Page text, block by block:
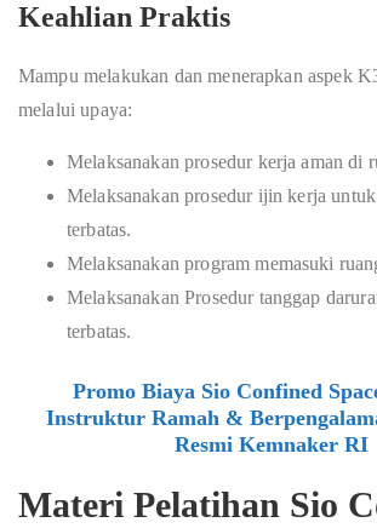
Keahlian Praktis
Mampu melakukan dan menerapkan aspek
melalui upaya:
Melaksanakan prosedur kerja aman di
Melaksanakan prosedur ijin kerja
terbatas.
Melaksanakan program memasuki
Melaksanakan Prosedur tanggap
terbatas.
Promo Biaya Sio Confined
Instruktur Ramah &
Resmi Kemnaker RI
Materi Pelatihan Sio